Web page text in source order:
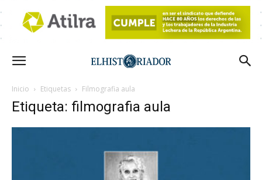
Inicio Etiquetas Filmografia aula
Etiqueta: filmografia aula